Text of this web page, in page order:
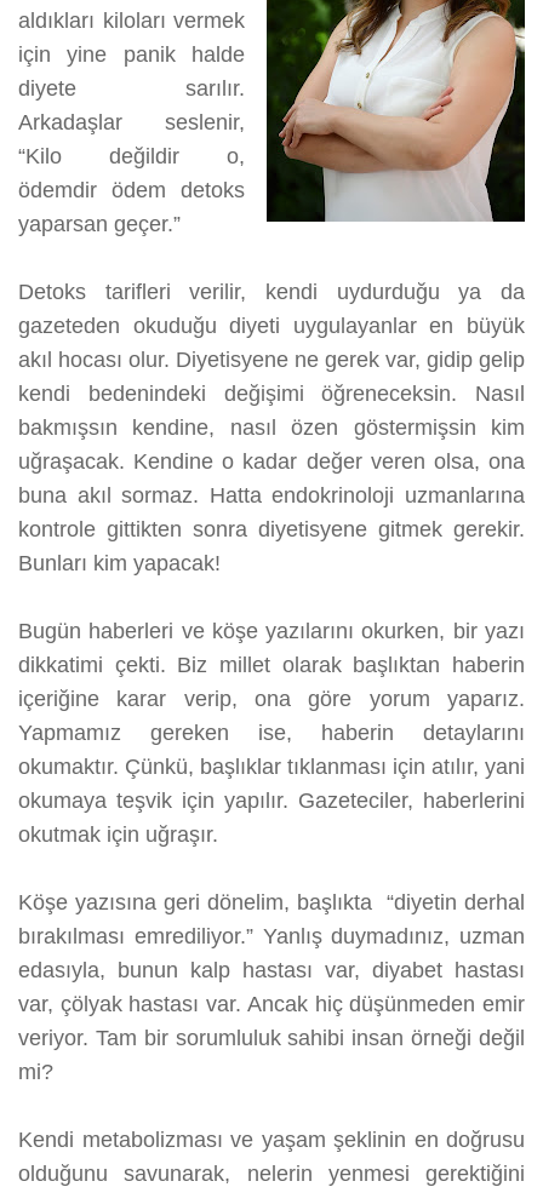
aldıkları kiloları vermek
için yine panik halde
diyete sarılır.
Arkadaşlar seslenir,
“Kilo değildir o,
ödemdir ödem detoks
yaparsan geçer.”
Detoks tarifleri verilir, kendi uydurduğu ya da
gazeteden okuduğu diyeti uygulayanlar en büyük
akıl hocası olur. Diyetisyene ne gerek var, gidip gelip
kendi bedenindeki değişimi öğreneceksin. Nasıl
bakmışsın kendine, nasıl özen göstermişsin kim
uğraşacak. Kendine o kadar değer veren olsa, ona
buna akıl sormaz. Hatta endokrinoloji uzmanlarına
kontrole gittikten sonra diyetisyene gitmek gerekir.
Bunları kim yapacak!
Bugün haberleri ve köşe yazılarını okurken, bir yazı
dikkatimi çekti. Biz millet olarak başlıktan haberin
içeriğine karar verip, ona göre yorum yaparız.
Yapmamız gereken ise, haberin detaylarını
okumaktır. Çünkü, başlıklar tıklanması için atılır, yani
okumaya teşvik için yapılır. Gazeteciler, haberlerini
okutmak için uğraşır.
Köşe yazısına geri dönelim, başlıkta “diyetin derhal
bırakılması emrediliyor.” Yanlış duymadınız, uzman
edasıyla, bunun kalp hastası var, diyabet hastası
var, çölyak hastası var. Ancak hiç düşünmeden emir
veriyor. Tam bir sorumluluk sahibi insan örneği değil
mi?
Kendi metabolizması ve yaşam şeklinin en doğrusu
olduğunu savunarak, nelerin yenmesi gerektiğini